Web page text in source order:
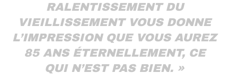
RALENTISSEMENT DU
VIEILLISSEMENT VOUS DONNE
L’IMPRESSION QUE VOUS AUREZ
85 ANS ÉTERNELLEMENT, CE
QUI N’EST PAS BIEN. »